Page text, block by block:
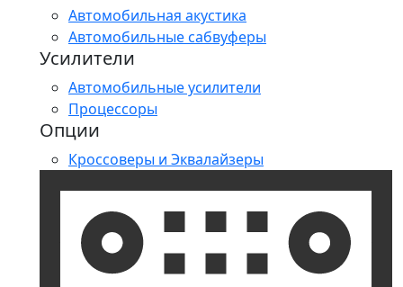
Автомобильная акустика
Автомобильные сабвуферы
Усилители
Автомобильные усилители
Процессоры
Опции
Кроссоверы и Эквалайзеры